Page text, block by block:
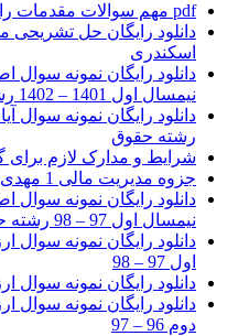
pdf مهم سوالات مقدمات راهنمایی و مشاوره شفیع آبادی
اسکندری
دانلود رایگان نمونه
نیمسال اول 1401 – 1402 رشته حسابداری
رشته حقوق
شرایط و مدارک لازم برای
جزوه مدیریت مالی 1 مهدی تقوی
دانلود رایگان نمونه
نیمسال اول 97 – 98 رشته حسابداری
دانلود رایگان نمونه
اول 97 – 98
دانلود رایگان نمونه سوال
دانلود رایگان نمونه
دوم 96 – 97